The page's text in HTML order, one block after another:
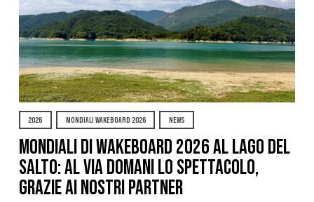
2026 MONDIALI WAKEBOARD 2026 NEWS
Mondiali di Wakeboard 2026 al Lago del
Salto: al via domani lo spettacolo,
grazie ai nostri Partner